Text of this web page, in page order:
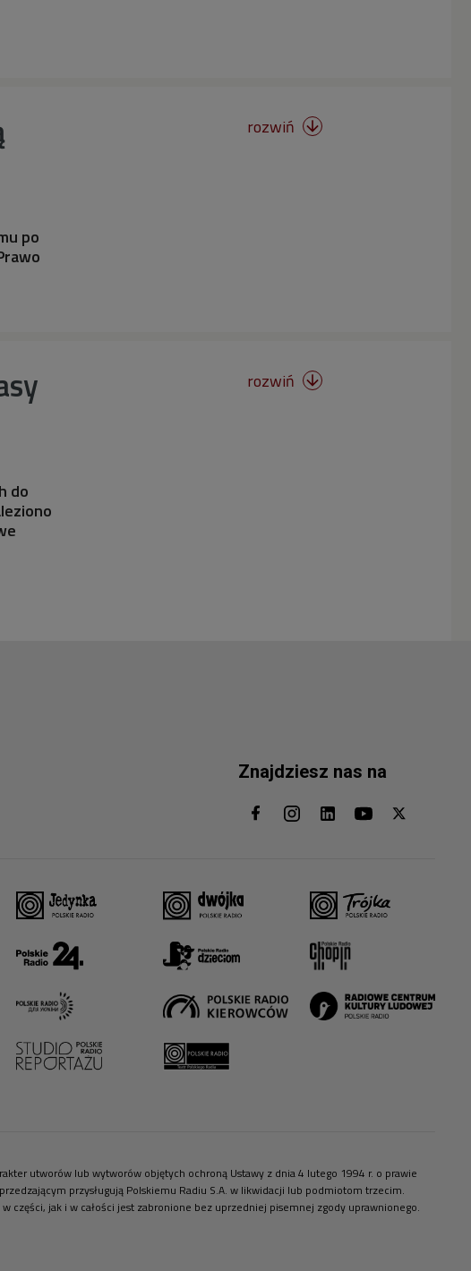
po
rozwiń 
do
rozwiń 
Znajdziesz nas na
utworów lub wytworów objętych ochroną Ustawy z dnia 4 lutego 1994 r. o prawie
przysługują Polskiemu Radiu S.A. w likwidacji lub podmiotom trzecim.
części, jak i w całości jest zabronione bez uprzedniej pisemnej zgody uprawnionego.